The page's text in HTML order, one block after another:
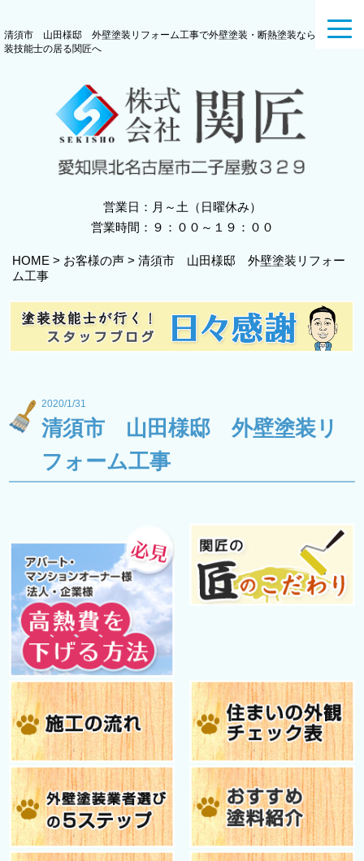
清須市 山田様邸 外壁塗装リフォーム工事で外壁塗装・断熱塗装なら、一級塗
装技能士の居る関匠へ
営業日：月～土（日曜休み）
営業時間：９：００～１９：００
HOME > お客様の声 > 清須市 山田様邸 外壁塗装リフォー
ム工事
2020/1/31
清須市 山田様邸 外壁塗装リ
フォーム工事